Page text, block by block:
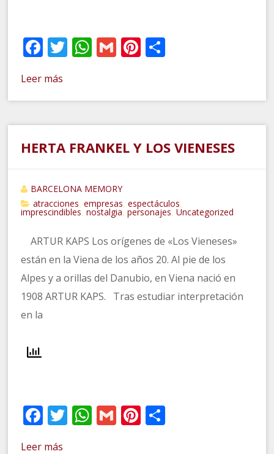
Facebook
Twitter
WhatsApp
GmailPinterest
Leer más
HERTA FRANKEL Y LOS VIENESES
BARCELONA MEMORY
atracciones
,empresas ,espectáculos
imprescindibles ,nostalgia ,personajes ,Uncategorized
ARTUR KAPS Los orígenes de «Los Vieneses»
están en la Viena de los años 20. Al pie de los
Alpes y a orillas del Danubio, en Viena nació en
1908 ARTUR KAPS. Tras estudiar interpretación
en la
Facebook
Twitter
WhatsApp
GmailPinterest
Leer más